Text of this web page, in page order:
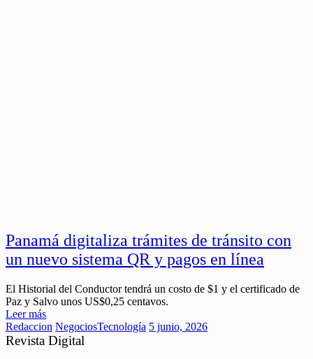
Panamá digitaliza trámites de tránsito con
un nuevo sistema QR y pagos en línea
El Historial del Conductor tendrá un costo de $1 y el certificado de
Paz y Salvo unos US$0,25 centavos.
Leer más
Redaccion NegociosTecnología 5 junio, 2026
Revista Digital